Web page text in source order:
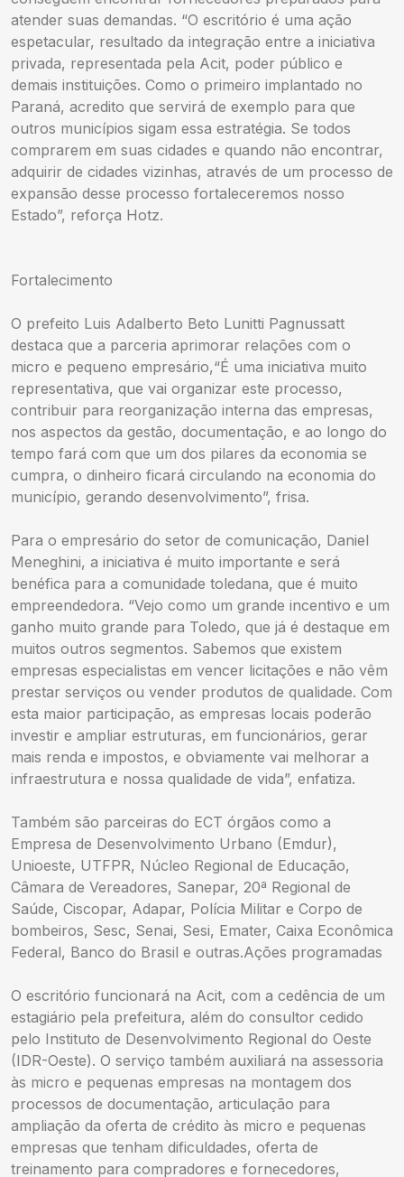
atender suas demandas. “O escritório é uma ação
espetacular, resultado da integração entre a iniciativa
privada, representada pela Acit, poder público e
demais instituições. Como o primeiro implantado no
Paraná, acredito que servirá de exemplo para que
outros municípios sigam essa estratégia. Se todos
comprarem em suas cidades e quando não encontrar,
adquirir de cidades vizinhas, através de um processo de
expansão desse processo fortaleceremos nosso
Estado”, reforça Hotz.
Fortalecimento
O prefeito Luis Adalberto Beto Lunitti Pagnussatt
destaca que a parceria aprimorar relações com o
micro e pequeno empresário,“É uma iniciativa muito
representativa, que vai organizar este processo,
contribuir para reorganização interna das empresas,
nos aspectos da gestão, documentação, e ao longo do
tempo fará com que um dos pilares da economia se
cumpra, o dinheiro ficará circulando na economia do
município, gerando desenvolvimento”, frisa.
Para o empresário do setor de comunicação, Daniel
Meneghini, a iniciativa é muito importante e será
benéfica para a comunidade toledana, que é muito
empreendedora. “Vejo como um grande incentivo e um
ganho muito grande para Toledo, que já é destaque em
muitos outros segmentos. Sabemos que existem
empresas especialistas em vencer licitações e não vêm
prestar serviços ou vender produtos de qualidade. Com
esta maior participação, as empresas locais poderão
investir e ampliar estruturas, em funcionários, gerar
mais renda e impostos, e obviamente vai melhorar a
infraestrutura e nossa qualidade de vida”, enfatiza.
Também são parceiras do ECT órgãos como a
Empresa de Desenvolvimento Urbano (Emdur),
Unioeste, UTFPR, Núcleo Regional de Educação,
Câmara de Vereadores, Sanepar, 20ª Regional de
Saúde, Ciscopar, Adapar, Polícia Militar e Corpo de
bombeiros, Sesc, Senai, Sesi, Emater, Caixa Econômica
Federal, Banco do Brasil e outras.Ações programadas
O escritório funcionará na Acit, com a cedência de um
estagiário pela prefeitura, além do consultor cedido
pelo Instituto de Desenvolvimento Regional do Oeste
(IDR-Oeste). O serviço também auxiliará na assessoria
às micro e pequenas empresas na montagem dos
processos de documentação, articulação para
ampliação da oferta de crédito às micro e pequenas
empresas que tenham dificuldades, oferta de
treinamento para compradores e fornecedores,